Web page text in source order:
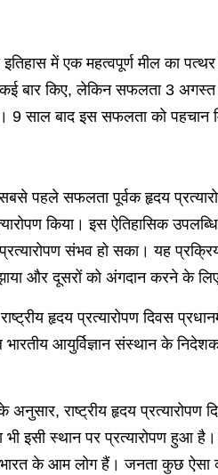
में एक महत्वपूर्ण मील का
बार किए, लेकिन सफलता 3 अगस्त
साल बाद इस सफलता को पहचान
पहले सफलता पूर्वक हृदय
किया। इस ऐतिहासिक
संभव हो सका। यह
और दूसरों को अंगदान करने के लिए
हृदय प्रत्यारोपण दिवस
आयुर्विज्ञान संस्थान के
के अनुसार, राष्ट्रीय हृदय
इसी स्थान पर प्रत्यारोपण हुआ है।
के आम लोग हैं। जनता कुछ